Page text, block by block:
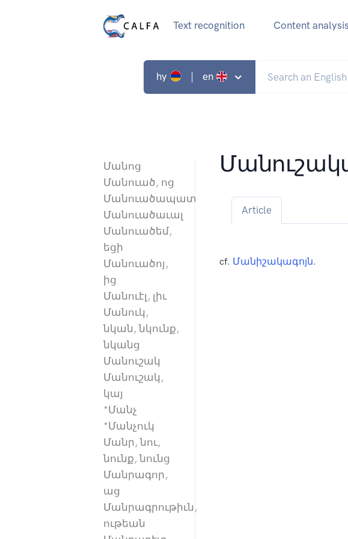
Text recognition Content analysis
hy | en
Մանոց
Մանուած, ոց
Մանուածապատ
Մանուածաւալ
Մանուածեմ,
եցի
Մանուածոյ,
ից
Մանուէլ, լիւ
Մանուկ,
նկան, նկունք,
նկանց
Մանուշակ
Մանուշակ,
կայ
*Մանչ
*Մանչուկ
Մանր, նու,
նունք, նունց
Մանրագոր,
աց
Մանրագրութիւն,
ութեան
Article
cf. Մանիշակագոյն.